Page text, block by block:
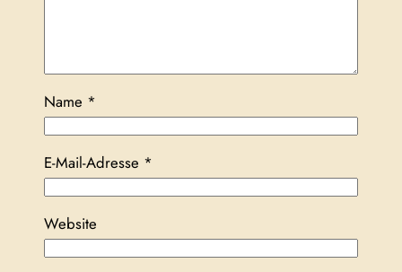
Name *
E-Mail-Adresse *
Website